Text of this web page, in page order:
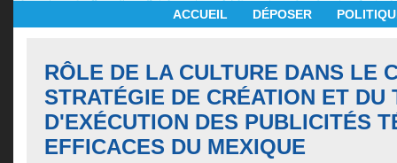
ACCUEIL DÉPOSER
RÔLE DE LA CULTURE DANS LE
STRATÉGIE DE CRÉATION ET DU
D'EXÉCUTION DES PUBLICITÉS
EFFICACES DU MEXIQUE